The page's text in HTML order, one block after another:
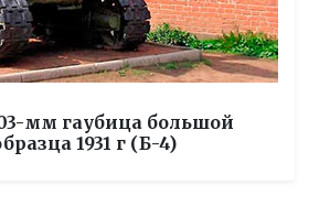
мм гаубица большой
1931 г (Б-4)